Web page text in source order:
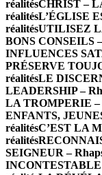
réalitésCHRIST –
réalitésL’ÉGLISE
réalitésUTILISEZ
BONS CONSEILS
INFLUENCES
PRÉSERVE
réalitésLE
LEADERSHIP –
LA TROMPERIE –
ENFANTS,
réalitésC’EST LA
réalités
SEIGNEUR –
INCONTESTABLE